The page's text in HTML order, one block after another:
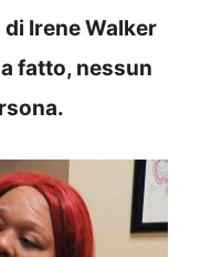
Irene Walker
fatto, nessun